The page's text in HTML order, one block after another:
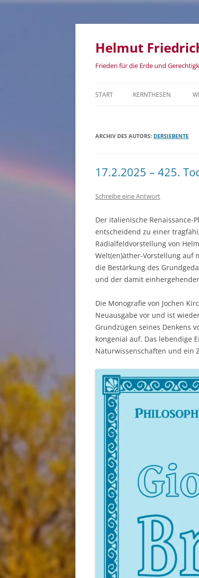
Zum
springen
Helmut
Frieden für die Erde und
START KERNTHESEN
ARCHIV DES AUTORS: DERSIEBENTE
17.2.2025 – 425.
Schreibe eine Antwort
Der italienische Renaissance-
entscheidend zu einer
Radialfeldvorstellung von
Welt(en)äther-Vorstellung auf
die Bestärkung des
und der damit
Die Monografie von Jochen
Neuausgabe vor und ist
Grundzügen seines Denkens
kongenial auf. Das lebendige
Naturwissenschaften und ein